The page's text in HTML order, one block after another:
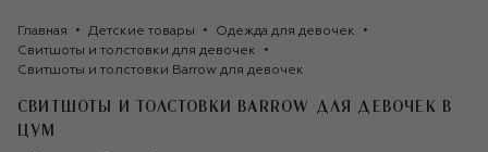
Главная Детские товары
Одежда для девочек
Свитшоты и толстовки для девочек
Свитшоты и толстовки Barrow для девочек
СВИТШОТЫ И ТОЛСТОВКИ BARROW ДЛЯ ДЕВОЧЕК
В
ЦУМ